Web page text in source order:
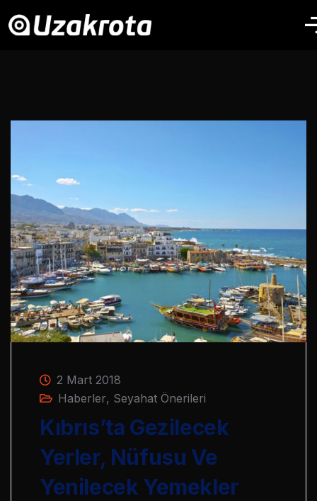
2 Mart 2018
Haberler, Seyahat Önerileri
Kıbrıs’ta Gezilecek
Yerler, Nüfusu Ve
Yenilecek Yemekler